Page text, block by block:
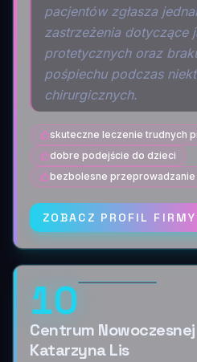
pacjentów zgłasza
zastrzeżenia dotyczące
protetycznych oraz
pośpiechu podczas
chirurgicznych.
skuteczne leczenie trudnych
dobre podejście do dzieci
bezbolesne
ZOBACZ PROFIL FIRMY
10
Centrum
Katarzyna Lis